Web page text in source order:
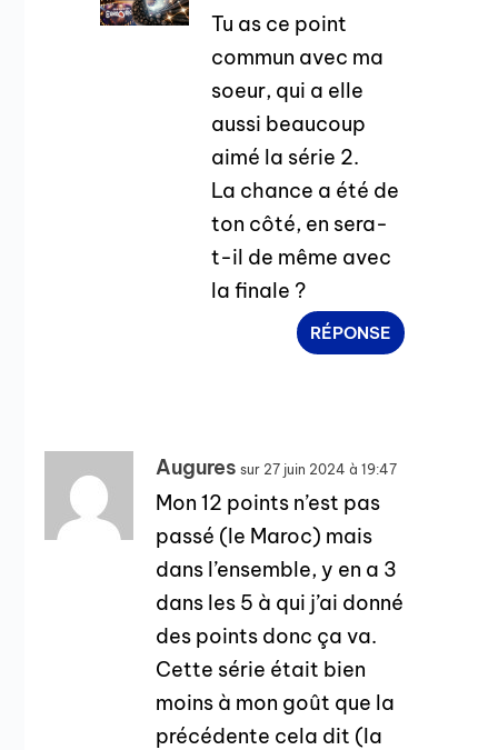
Tu as ce point
commun avec ma
soeur, qui a elle
aussi beaucoup
aimé la série 2.
La chance a été de
ton côté, en sera-
t-il de même avec
la finale ?
RÉPONSE
Augures sur 27 juin 2024 à 19:47
Mon 12 points n’est pas
passé (le Maroc) mais
dans l’ensemble, y en a 3
dans les 5 à qui j’ai donné
des points donc ça va.
Cette série était bien
moins à mon goût que la
précédente cela dit (la